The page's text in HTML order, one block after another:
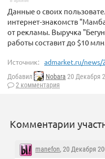
Данные о своих
интернет-знакомств
от рекламы. Выручка
работы составит до $10
Источник: admarket.ru/news/
Добавил Nobara 20 Декабря
2 комментария
Комментарии
manefon, 20 Декабря